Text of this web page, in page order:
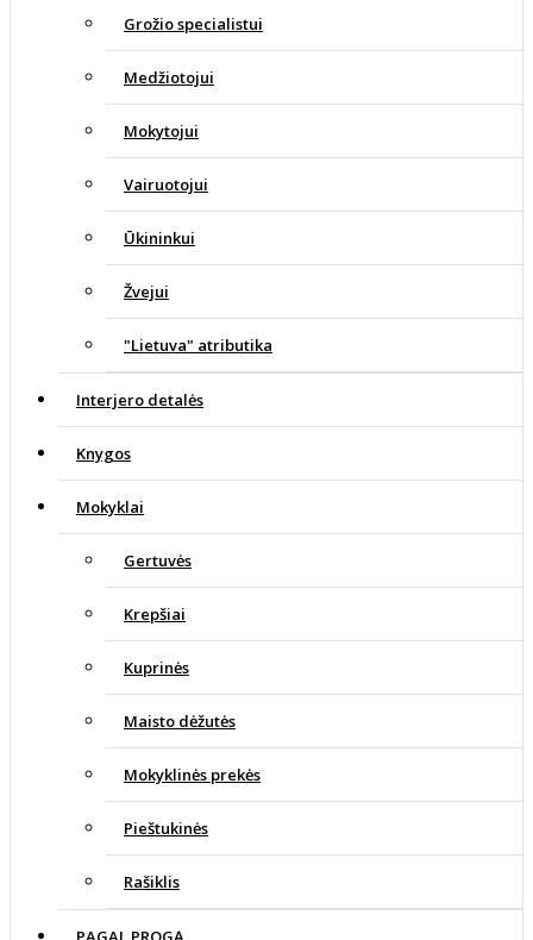
Grožio specialistui
Medžiotojui
Mokytojui
Vairuotojui
Ūkininkui
Žvejui
"Lietuva" atributika
Interjero detalės
Knygos
Mokyklai
Gertuvės
Krepšiai
Kuprinės
Maisto dėžutės
Mokyklinės prekės
Pieštukinės
Rašiklis